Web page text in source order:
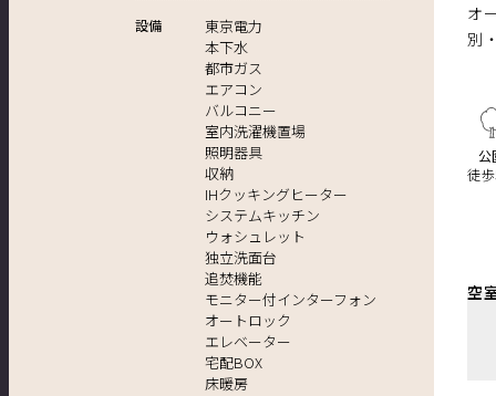
オ
別
公
徒
空
設備
東京電力
本下水
都市ガス
エアコン
バルコニー
室内洗濯機置場
照明器具
収納
IHクッキングヒーター
システムキッチン
ウォシュレット
独立洗面台
追焚機能
モニター付インターフォン
オートロック
エレベーター
宅配BOX
床暖房